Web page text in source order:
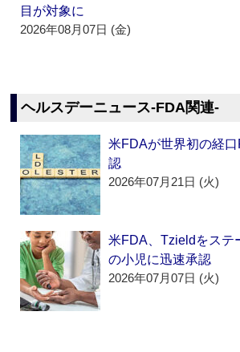
目が対象に
2026年08月07日 (金)
ヘルスデーニュース‐FDA関連‐
米FDAが世界初の経
認
2026年07月21日 (火)
米FDA、Tzieldをステ
の小児に迅速承認
2026年07月07日 (火)